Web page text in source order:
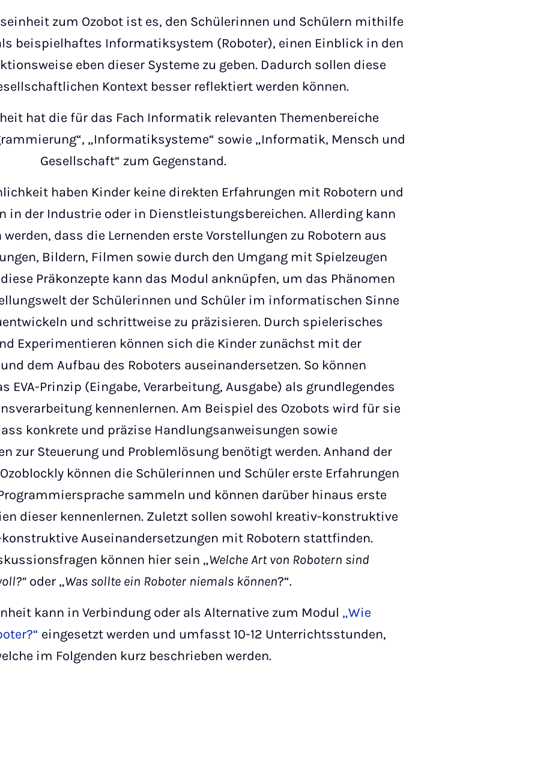
zum Ozobot ist es, den Schülerinnen und Schülern mithilfe
beispielhaftes Informatiksystem (Roboter), einen Einblick in den
eben dieser Systeme zu geben. Dadurch sollen diese
Kontext besser reflektiert werden können.
hat die für das Fach Informatik relevanten Themenbereiche
„Informatiksysteme“ sowie „Informatik, Mensch und
Gesellschaft“ zum Gegenstand.
haben Kinder keine direkten Erfahrungen mit Robotern und
in der Industrie oder in Dienstleistungsbereichen. Allerding kann
dass die Lernenden erste Vorstellungen zu Robotern aus
Bildern, Filmen sowie durch den Umgang mit Spielzeugen
Präkonzepte kann das Modul anknüpfen, um das Phänomen
der Schülerinnen und Schüler im informatischen Sinne
und schrittweise zu präzisieren. Durch spielerisches
Experimentieren können sich die Kinder zunächst mit der
dem Aufbau des Roboters auseinandersetzen. So können
EVA-Prinzip (Eingabe, Verarbeitung, Ausgabe) als grundlegendes
kennenlernen. Am Beispiel des Ozobots wird für sie
konkrete und präzise Handlungsanweisungen sowie
zur Steuerung und Problemlösung benötigt werden. Anhand der
können die Schülerinnen und Schüler erste Erfahrungen
sammeln und können darüber hinaus erste
dieser kennenlernen. Zuletzt sollen sowohl kreativ-konstruktive
Auseinandersetzungen mit Robotern stattfinden.
können hier sein „Welche Art von Robotern sind
oder „Was sollte ein Roboter niemals können?“.
kann in Verbindung oder als Alternative zum Modul „Wie
eingesetzt werden und umfasst 10-12 Unterrichtsstunden,
im Folgenden kurz beschrieben werden.